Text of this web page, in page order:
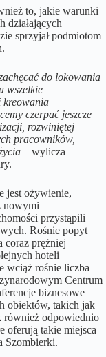
to, jakie warunki
działających
sprzyjał podmiotom
do lokowania
wszelkie
kreowania
czerpać jeszcze
rozwiniętej
pracowników,
– wylicza
jest ożywienie,
nowymi
przystąpili
Rośnie popyt
coraz prężniej
hoteli
wciąż rośnie liczba
Centrum
biznesowe
obiektów, takich jak
odpowiednio
oferują takie miejsca
Szombierki.